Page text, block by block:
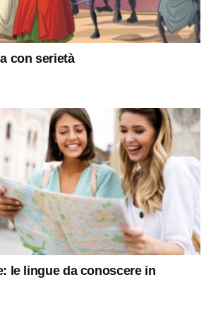
con serietà
le lingue da conoscere in